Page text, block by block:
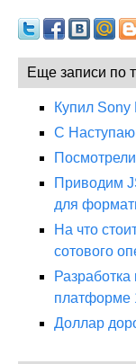
Еще записи по
Купил Sony
С
Приводим
для
На что
сотового
платформе
Доллар